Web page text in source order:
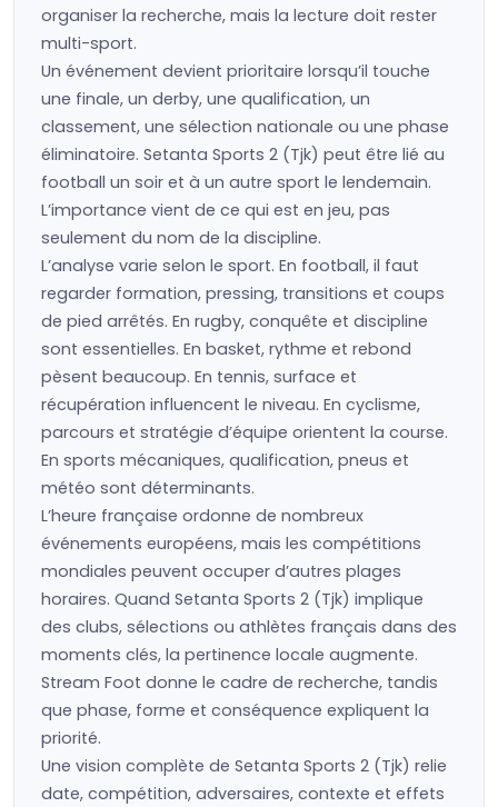
organiser la recherche, mais la lecture doit rester
multi-sport.
Un événement devient prioritaire lorsqu’il touche
une finale, un derby, une qualification, un
classement, une sélection nationale ou une phase
éliminatoire. Setanta Sports 2 (Tjk) peut être lié au
football un soir et à un autre sport le lendemain.
L’importance vient de ce qui est en jeu, pas
seulement du nom de la discipline.
L’analyse varie selon le sport. En football, il faut
regarder formation, pressing, transitions et coups
de pied arrêtés. En rugby, conquête et discipline
sont essentielles. En basket, rythme et rebond
pèsent beaucoup. En tennis, surface et
récupération influencent le niveau. En cyclisme,
parcours et stratégie d’équipe orientent la course.
En sports mécaniques, qualification, pneus et
météo sont déterminants.
L’heure française ordonne de nombreux
événements européens, mais les compétitions
mondiales peuvent occuper d’autres plages
horaires. Quand Setanta Sports 2 (Tjk) implique
des clubs, sélections ou athlètes français dans des
moments clés, la pertinence locale augmente.
Stream Foot donne le cadre de recherche, tandis
que phase, forme et conséquence expliquent la
priorité.
Une vision complète de Setanta Sports 2 (Tjk) relie
date, compétition, adversaires, contexte et effets